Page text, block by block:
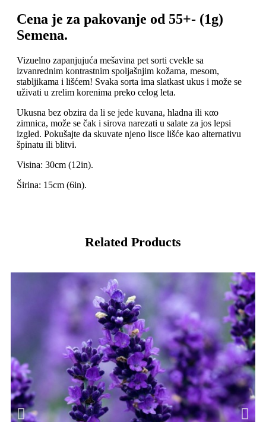
Cena je za pakovanje od 55+- (1g)
Semena.
Vizuelno zapanjujuća mešavina pet sorti cvekle sa
izvanrednim kontrastnim spoljašnjim kožama, mesom,
stabljikama i lišćem! Svaka sorta ima slatkast ukus i može se
uživati u zrelim korenima preko celog leta.
Ukusna bez obzira da li se jede kuvana, hladna ili καο
zimnica, može se čak i sirova narezati u salate za jos lepsi
izgled. Pokušajte da skuvate njeno lisce lišće kao alternativu
špinatu ili blitvi.
Visina: 30cm (12in).
Širina: 15cm (6in).
Related Products